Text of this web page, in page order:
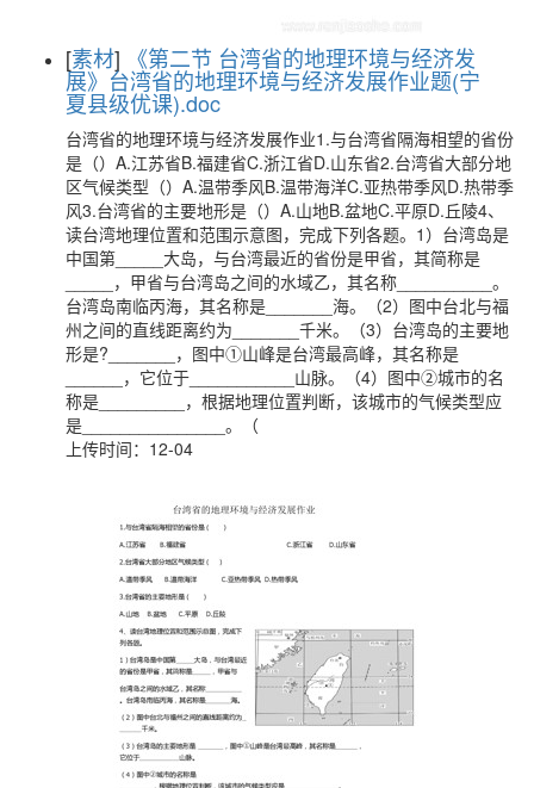
[素材] 《第二节 台湾省的地理环境与经济发
展》台湾省的地理环境与经济发展作业题(宁
夏县级优课).doc
台湾省的地理环境与经济发展作业1.与台湾省隔海相望的省份
是（）A.江苏省B.福建省C.浙江省D.山东省2.台湾省大部分地
区气候类型（）A.温带季风B.温带海洋C.亚热带季风D.热带季
风3.台湾省的主要地形是（）A.山地B.盆地C.平原D.丘陵4、
读台湾地理位置和范围示意图，完成下列各题。1）台湾岛是
中国第_____大岛，与台湾最近的省份是甲省，其简称是
_____，甲省与台湾岛之间的水域乙，其名称__________。
台湾岛南临丙海，其名称是_______海。（2）图中台北与福
州之间的直线距离约为_______千米。（3）台湾岛的主要地
形是?_______，图中①山峰是台湾最高峰，其名称是
______，它位于___________山脉。（4）图中②城市的名
称是_________，根据地理位置判断，该城市的气候类型应
是_______________。（
上传时间：12-04